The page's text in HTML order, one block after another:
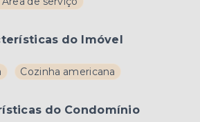
do Imóvel
Cozinha americana
do Condomínio